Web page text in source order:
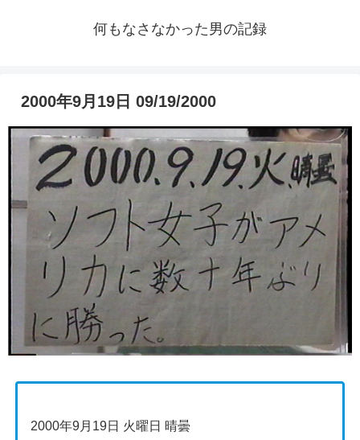
何もなさなかった男の記録
2000年9月19日 09/19/2000
2000年9月19日 火曜日 晴曇